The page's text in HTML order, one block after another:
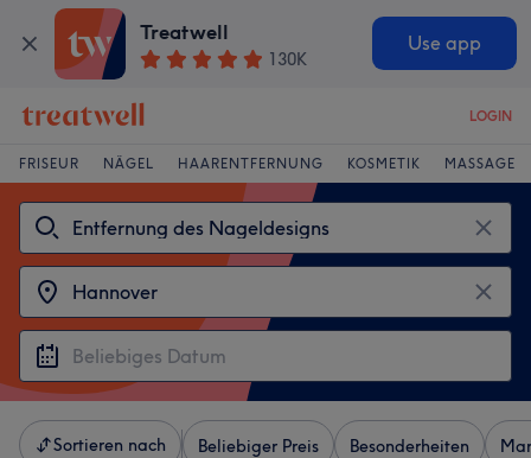
Treatwell
130K
Use app
LOGIN
FRISEUR NÄGEL HAARENTFERNUNG KOSMETIK MASSAGE
Sortieren nach Beliebiger Preis Besonderheiten